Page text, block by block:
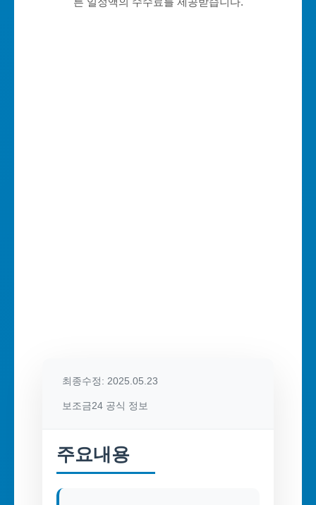
최종수정: 2025.05.23
보조금24 공식 정보
주요내용